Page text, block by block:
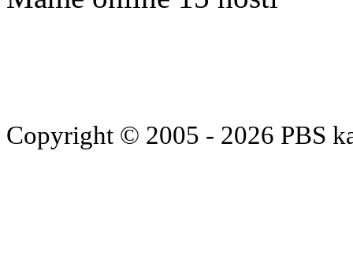
Copyright © 2005 - 2026 PBS